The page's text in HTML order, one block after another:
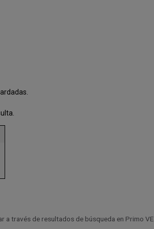
a través de resultados de búsqueda en Primo VE